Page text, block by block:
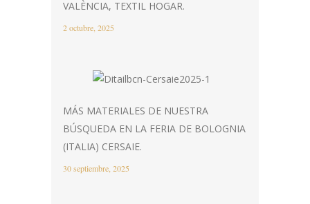
VALÈNCIA, TEXTIL HOGAR.
2 octubre, 2025
MÁS MATERIALES DE NUESTRA
BÚSQUEDA EN LA FERIA DE BOLOGNIA
(ITALIA) CERSAIE.
30 septiembre, 2025